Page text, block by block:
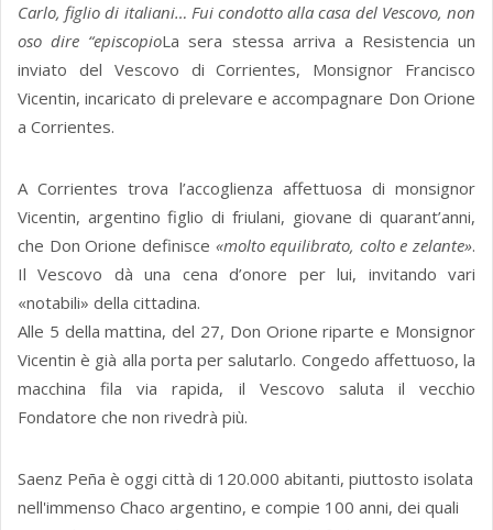
Carlo, figlio di italiani… Fui condotto alla casa del Vescovo, non
oso dire “episcopioLa sera stessa arriva a Resistencia un
inviato del Vescovo di Corrientes, Monsignor Francisco
Vicentin, incaricato di prelevare e accompagnare Don Orione
a Corrientes.
A Corrientes trova l’accoglienza affettuosa di monsignor
Vicentin, argentino figlio di friulani, giovane di quarant’anni,
che Don Orione definisce «molto equilibrato, colto e zelante».
Il Vescovo dà una cena d’onore per lui, invitando vari
«notabili» della cittadina.
Alle 5 della mattina, del 27, Don Orione riparte e Monsignor
Vicentin è già alla porta per salutarlo. Congedo affettuoso, la
macchina fila via rapida, il Vescovo saluta il vecchio
Fondatore che non rivedrà più.
Saenz Peña è oggi città di 120.000 abitanti, piuttosto isolata
nell'immenso Chaco argentino, e compie 100 anni, dei quali